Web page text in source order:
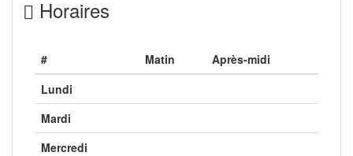
Horaires
# Matin
Après-midi
Lundi
Mardi
Mercredi